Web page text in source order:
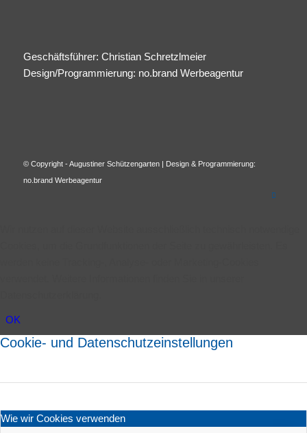
Geschäftsführer: Christian Schretzlmeier
Design/Programmierung: no.brand Werbeagentur
© Copyright - Augustiner Schützengarten | Design & Programmierung:
no.brand Werbeagentur
OK
Cookie- und Datenschutzeinstellungen
Wie wir Cookies verwenden